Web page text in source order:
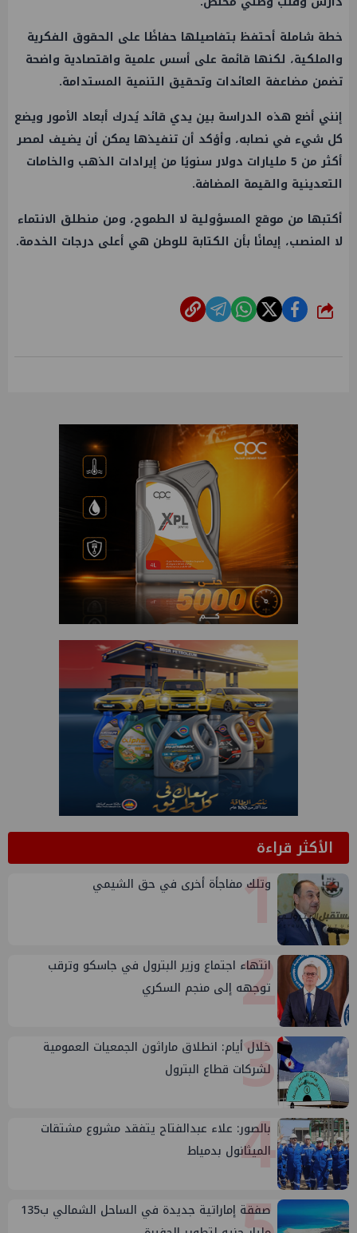
خطة شاملة أحتفظ بتفاصيلها حفاظًا على الحقوق الفكرية
والملكية، لكنها قائمة على أسس علمية واقتصادية واضحة
تضمن مضاعفة العائدات وتحقيق التنمية المستدامة.
إنني أضع هذه الدراسة بين يدي قائد يُدرك أبعاد الأمور ويضع
كل شيء في نصابه، وأؤكد أن تنفيذها يمكن أن يضيف لمصر
أكثر من 5 مليارات دولار سنويًا من إيرادات الذهب والخامات
التعدينية والقيمة المضافة.
أكتبها من موقع المسؤولية لا الطموح، ومن منطلق الانتماء
لا المنصب، إيمانًا بأن الكتابة للوطن هي أعلى درجات الخدمة.
شارك
الأكثر قراءة1
وتلك مفاجأة أخرى في حق الشيمي
2
انتهاء اجتماع وزير البترول في جاسكو وترقب
توجهه إلى منجم السكري
3
خلال أيام: انطلاق ماراثون الجمعيات العمومية
لشركات قطاع البترول
4
بالصور: علاء عبدالفتاح يتفقد مشروع مشتقات
الميثانول بدمياط
صفقة إماراتية جديدة في الساحل الشمالي ب135